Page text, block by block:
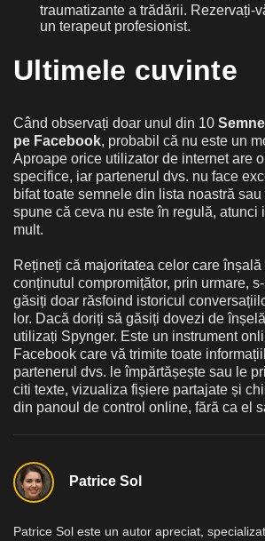
traumatizante a trădării. Rezervați-
un terapeut profesionist.
Ultimele cuvinte
Când observați doar unul din 10
pe Facebook, probabil că nu este un
Aproape orice utilizator de internet are
specifice, iar partenerul dvs. nu face
bifat toate semnele din lista noastră
spune că ceva nu este în regulă, atunci
mult.
Rețineți că majoritatea celor care înșală
conținutul compromițător, prin urmare,
găsiți doar răsfoind istoricul
lor. Dacă doriți să găsiți dovezi de
utilizați Spynger. Este un instrument
Facebook care vă trimite toate
partenerul dvs. le împărtășește sau le
citi texte, vizualiza fișiere partajate și
din panoul de control online, fără ca el
Patrice Sol
Patrice Sol este un autor apreciat,